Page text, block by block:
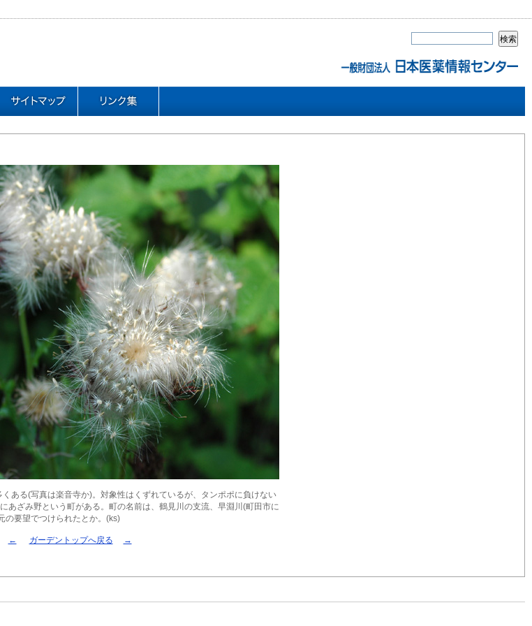
ある(写真は楽音寺か)。対象性はくずれているが、タンポポに負けない
あざみ野という町がある。町の名前は、鶴見川の支流、早淵川(町田市に
の要望でつけられたとか。(ks)
← ガーデントップへ戻る →